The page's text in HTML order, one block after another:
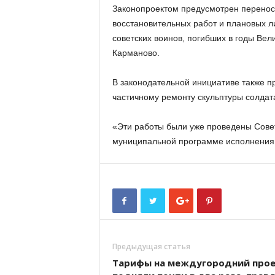
Законопроектом предусмотрен
восстановительных работ и плановых
советских воинов, погибших в годы
Карманово.
В законодательной инициативе также
частичному ремонту скульптуры
«Эти работы были уже проведены
муниципальной программе
Предыдущая статья
Тарифы на междугородний